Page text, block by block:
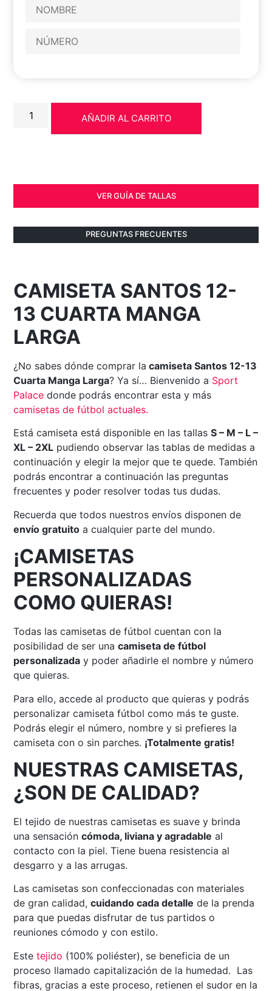
AÑADIR AL CARRITO
VER GUÍA DE TALLAS
PREGUNTAS FRECUENTES
CAMISETA SANTOS 12-
13 CUARTA MANGA
LARGA
¿No sabes dónde comprar la camiseta Santos 12-13
Cuarta Manga Larga? Ya sí… Bienvenido a Sport
Palace donde podrás encontrar esta y más
camisetas de fútbol actuales.
Está camiseta está disponible en las tallasS – M – L –
XL – 2XL pudiendo observar las tablas de medidas a
continuación y elegir la mejor que te quede. También
podrás encontrar a continuación las preguntas
frecuentes y poder resolver todas tus dudas.
Recuerda que todos nuestros envíos disponen de
envío gratuito a cualquier parte del mundo.
¡CAMISETAS
PERSONALIZADAS
COMO QUIERAS!
Todas las camisetas de fútbol cuentan con la
posibilidad de ser unacamiseta de fútbol
personalizada y poder añadirle el nombre y número
que quieras.
Para ello, accede al producto que quieras y podrás
personalizar camiseta fútbol como más te guste.
Podrás elegir el número, nombre y si prefieres la
camiseta con o sin parches. ¡Totalmente gratis!
NUESTRAS CAMISETAS,
¿SON DE CALIDAD?
El tejido de nuestras camisetas es suave y brinda
una sensacióncómoda, liviana y agradable al
contacto con la piel. Tiene buena resistencia al
desgarro y a las arrugas.
Las camisetas son confeccionadas con materiales
de gran calidad,cuidando cada detalle de la prenda
para que puedas disfrutar de tus partidos o
reuniones cómodo y con estilo.
Estetejido (100% poliéster), se beneficia de un
proceso llamado capitalización de la humedad. Las
fibras, gracias a este proceso, retienen el sudor en la